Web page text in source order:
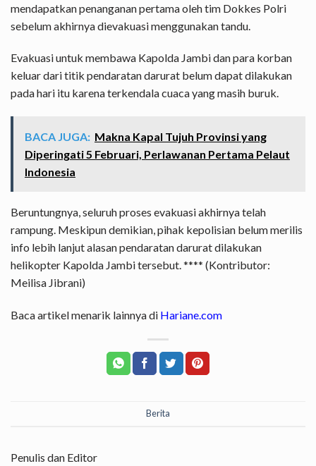
mendapatkan penanganan pertama oleh tim Dokkes Polri
sebelum akhirnya dievakuasi menggunakan tandu.
Evakuasi untuk membawa Kapolda Jambi dan para korban
keluar dari titik pendaratan darurat belum dapat dilakukan
pada hari itu karena terkendala cuaca yang masih buruk.
BACA JUGA: Makna Kapal Tujuh Provinsi yang
Diperingati 5 Februari, Perlawanan Pertama Pelaut
Indonesia
Beruntungnya, seluruh proses evakuasi akhirnya telah
rampung. Meskipun demikian, pihak kepolisian belum merilis
info lebih lanjut alasan pendaratan darurat dilakukan
helikopter Kapolda Jambi tersebut. **** (Kontributor:
Meilisa Jibrani)
Baca artikel menarik lainnya di Hariane.com
Berita
Penulis dan Editor